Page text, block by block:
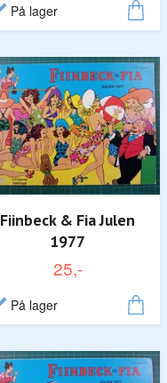
På lager
Fiinbeck & Fia Julen
1977
25,-
På lager